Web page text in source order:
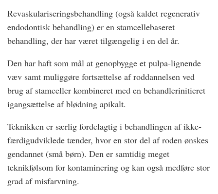
Revaskulariseringsbehandling (også kaldet regenerativ
endodontisk behandling) er en stamcellebaseret
behandling, der har været tilgængelig i en del år.
Den har haft som mål at genopbygge et pulpa-lignende
væv samt muliggøre fortsættelse af roddannelsen ved
brug af stamceller kombineret med en behandlerinitieret
igangsættelse af blødning apikalt.
Teknikken er særlig fordelagtig i behandlingen af ikke­
færdigudviklede tænder, hvor en stor del af roden ønskes
gendannet (små børn). Den er samtidig meget
teknikfølsom for kontaminering og kan også medføre stor
grad af misfarvning.